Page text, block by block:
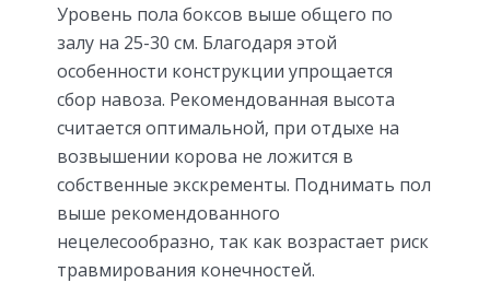
Уровень пола боксов выше общего по
залу на 25-30 см. Благодаря этой
особенности конструкции упрощается
сбор навоза. Рекомендованная высота
считается оптимальной, при отдыхе на
возвышении корова не ложится в
собственные экскременты. Поднимать пол
выше рекомендованного
нецелесообразно, так как возрастает риск
травмирования конечностей.